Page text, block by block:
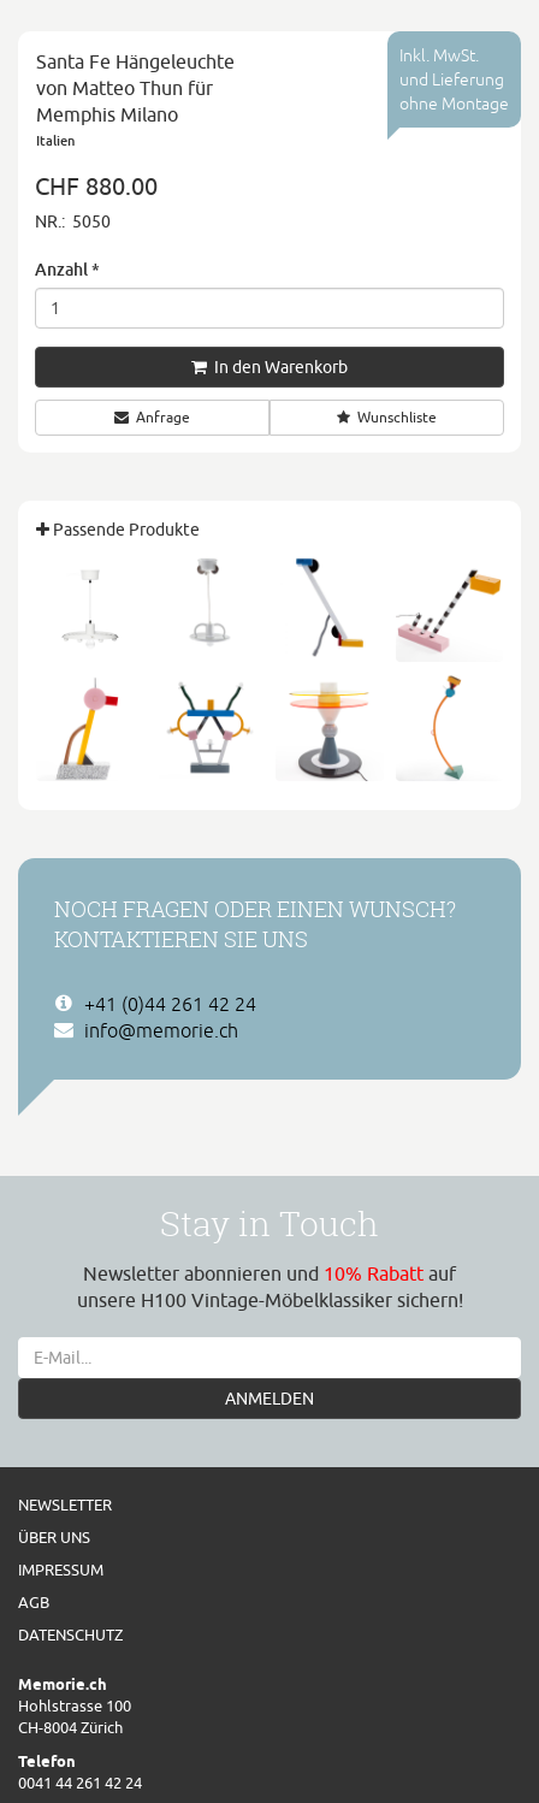
Inkl. MwSt.
und Lieferung
ohne Montage
Santa Fe Hängeleuchte
von Matteo Thun für
Memphis Milano
Italien
CHF 880.00
NR.: 5050
Anzahl *
In den Warenkorb
Anfrage Wunschliste
Passende Produkte
NOCH FRAGEN ODER EINEN WUNSCH?
KONTAKTIEREN SIE UNS
+41 (0)44 261 42 24
info@memorie.ch
Stay in Touch
Newsletter abonnieren und 10% Rabatt auf
unsere H100 Vintage-Möbelklassiker sichern!
ANMELDEN
NEWSLETTER
ÜBER UNS
IMPRESSUM
AGB
DATENSCHUTZ
Memorie.ch
Hohlstrasse 100
CH-8004 Zürich
Telefon
0041 44 261 42 24